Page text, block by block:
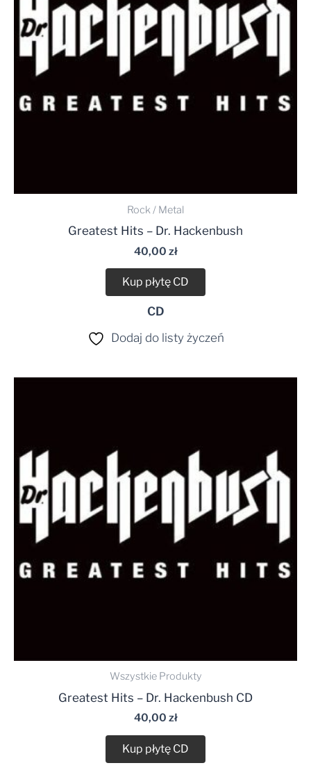
Rock / Metal
Greatest Hits – Dr. Hackenbush
40,00 zł
Kup płytę CD
CD
Dodaj do listy życzeń
Wszystkie Produkty
Greatest Hits – Dr. Hackenbush CD
40,00 zł
Kup płytę CD